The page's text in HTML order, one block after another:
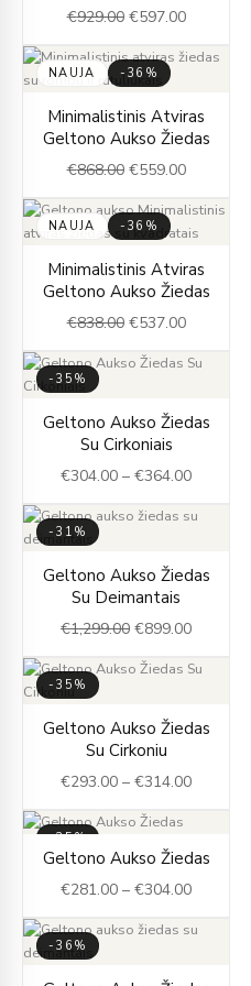
€929.00 €929.00.
€597.00€597.00.
NAUJA -36%
Minimalistinis Atviras
Geltono Aukso Žiedas
€868.00
price
was:
€868.00.
€559.00
price
is:
€559.00.
NAUJA -36%
Minimalistinis Atviras
Geltono Aukso Žiedas
€838.00
price
was:
€838.00.
€537.00
price
is:
€537.00.
-35%
Geltono Aukso Žiedas
Su Cirkoniais
€304.00 – €364.00
range:
through
-31%
Geltono Aukso Žiedas
Su Deimantais
€1,299.00
Original
price
was:
€1,299.00.
€899.00
price
€899.00.
-35%
Geltono Aukso Žiedas
Su Cirkoniu
€293.00 – €314.00
range:
through
-35%
Geltono Aukso Žiedas
€281.00 – €304.00
range:
€281.00
€304.00
-36%
Original